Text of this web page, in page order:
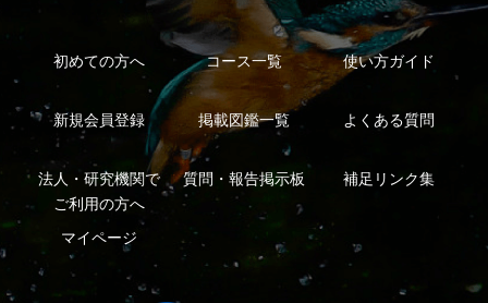
質問・報告掲示板 補足リンク集
マイページ